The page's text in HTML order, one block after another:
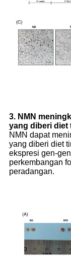
3. NMN
yang diberi diet
NMN dapat
yang diberi diet
ekspresi gen-
perkembangan
peradangan.